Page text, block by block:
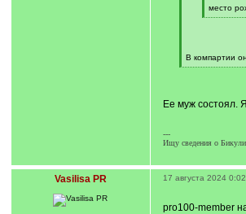
q
]
место
[
В компартии
[
Ее муж состоял.
---
Ищу сведения о
Vasilisa PR 17 августа 2024 0:02
pro100-member